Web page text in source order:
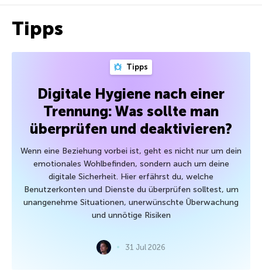
Tipps
Tipps
Digitale Hygiene nach einer
Trennung: Was sollte man
überprüfen und deaktivieren?
Wenn eine Beziehung vorbei ist, geht es nicht nur um dein
emotionales Wohlbefinden, sondern auch um deine
digitale Sicherheit. Hier erfährst du, welche
Benutzerkonten und Dienste du überprüfen solltest, um
unangenehme Situationen, unerwünschte Überwachung
und unnötige Risiken
31 Jul 2026